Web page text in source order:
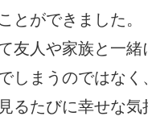
とができました。
友人や家族と一
しまうのではな
るたびに幸せな